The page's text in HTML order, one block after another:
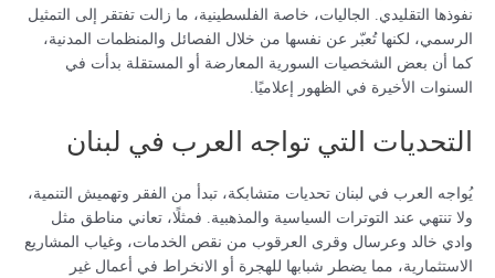
نفوذها التقليدي. الجاليات، خاصة الفلسطينية، ما زالت تفتقر إلى التمثيل
الرسمي، لكنها تُعبّر عن نفسها من خلال الفصائل والمنظمات المدنية،
كما أن بعض الشخصيات السورية المعارضة أو المستقلة بدأت في
السنوات الأخيرة في الظهور إعلاميًا.
التحديات التي تواجه العرب في لبنان
يُواجه العرب في لبنان تحديات متشابكة، تبدأ من الفقر وتهميش التنمية،
ولا تنتهي عند التوترات السياسية والمذهبية. فمثلًا، تعاني مناطق مثل
وادي خالد وعرسال وقرى العرقوب من نقص الخدمات، وغياب المشاريع
الاستثمارية، مما يضطر شبابها للهجرة أو الانخراط في أعمال غير